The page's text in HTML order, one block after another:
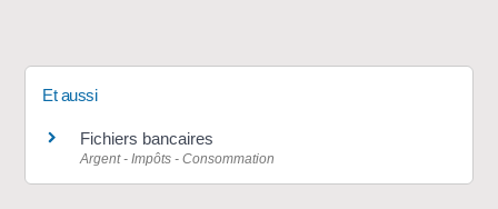
Et aussi
Fichiers bancaires
Argent - Impôts - Consommation